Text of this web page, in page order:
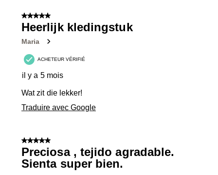
5 sur 5 étoiles.
Heerlijk kledingstuk
Maria
ACHETEUR VÉRIFIÉ
il y a 5 mois
Wat zit die lekker!
Traduire avec Google
5 sur 5 étoiles.
Preciosa , tejido agradable.
Sienta super bien.